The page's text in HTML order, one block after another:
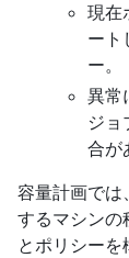
現在
ート
ー。
異常
ジョ
合が
容量計画では
するマシンの
とポリシーを